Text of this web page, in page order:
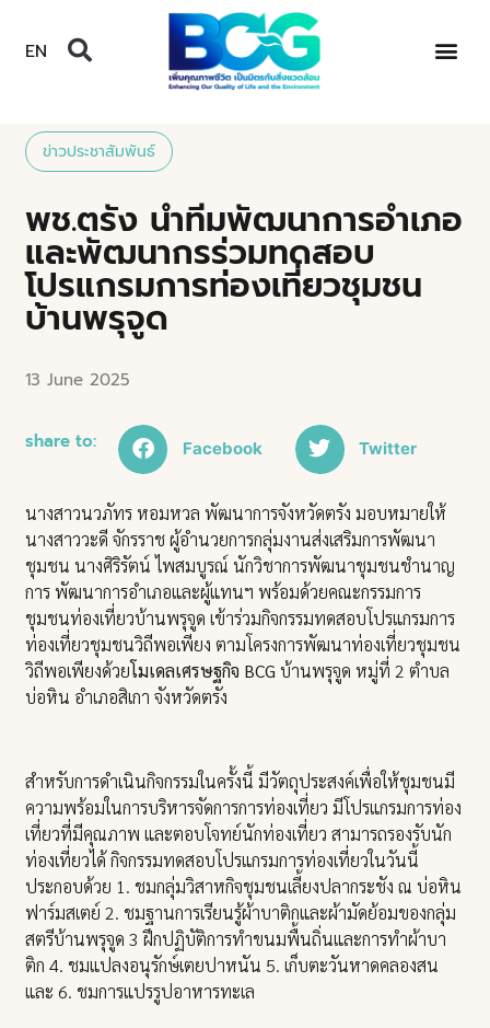
EN
ข่าวประชาสัมพันธ์
พช.ตรัง นำทีมพัฒนาการอำเภอ
และพัฒนากรร่วมทดสอบ
โปรแกรมการท่องเที่ยวชุมชน
บ้านพรุจูด
13 June 2025
share to: Facebook Twitter
นางสาวนวภัทร หอมหวล พัฒนาการจังหวัดตรัง มอบหมายให้
นางสาววะดี จักรราช ผู้อำนวยการกลุ่มงานส่งเสริมการพัฒนา
ชุมชน นางศิริรัตน์ ไพสมบูรณ์ นักวิชาการพัฒนาชุมชนชำนาญ
การ พัฒนาการอำเภอและผู้แทนฯ พร้อมด้วยคณะกรรมการ
ชุมชนท่องเที่ยวบ้านพรุจูด เข้าร่วมกิจกรรมทดสอบโปรแกรมการ
ท่องเที่ยวชุมชนวิถีพอเพียง ตามโครงการพัฒนาท่องเที่ยวชุมชน
วิถีพอเพียงด้วยโมเดลเศรษฐกิจ BCG บ้านพรุจูด หมู่ที่ 2 ตำบล
บ่อหิน อำเภอสิเกา จังหวัดตรัง
สำหรับการดำเนินกิจกรรมในครั้งนี้ มีวัตถุประสงค์เพื่อให้ชุมชนมี
ความพร้อมในการบริหารจัดการการท่องเที่ยว มีโปรแกรมการท่อง
เที่ยวที่มีคุณภาพ และตอบโจทย์นักท่องเที่ยว สามารถรองรับนัก
ท่องเที่ยวได้ กิจกรรมทดสอบโปรแกรมการท่องเที่ยวในวันนี้
ประกอบด้วย 1. ชมกลุ่มวิสาหกิจชุมชนเลี้ยงปลากระชัง ณ บ่อหิน
ฟาร์มสเตย์ 2. ชมฐานการเรียนรู้ผ้าบาติกและผ้ามัดย้อมของกลุ่ม
สตรีบ้านพรุจูด 3 ฝึกปฏิบัติการทำขนมพื้นถิ่นและการทำผ้าบา
ติก 4. ชมแปลงอนุรักษ์เตยปาหนัน 5. เก็บตะวันหาดคลองสน
และ 6. ชมการแปรรูปอาหารทะเล